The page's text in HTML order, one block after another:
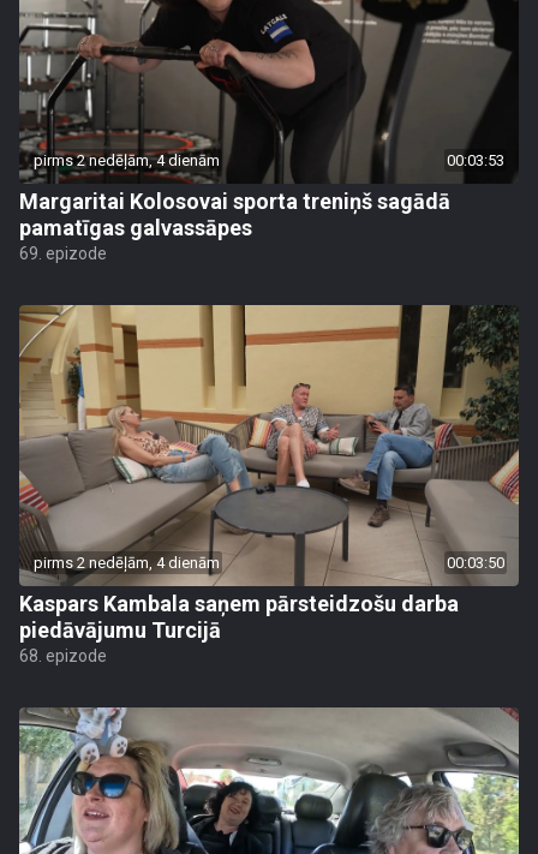
pirms 2 nedēļām, 4 dienām 00:03:53
Margaritai Kolosovai sporta treniņš sagādā
pamatīgas galvassāpes
69. epizode
pirms 2 nedēļām, 4 dienām 00:03:50
Kaspars Kambala saņem pārsteidzošu darba
piedāvājumu Turcijā
68. epizode